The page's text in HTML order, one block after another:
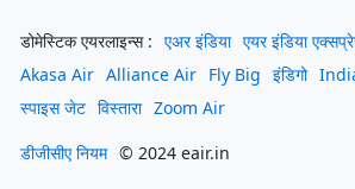
डोमेस्टिक एयरलाइन्स : एअर इंडिया एयर इंडिया
Akasa Air Alliance Air Fly Big इंडिगो
स्पाइस जेट विस्तारा Zoom Air
डीजीसीए नियम © 2024 eair.in